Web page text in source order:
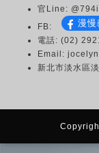
官Line:
FB: 漫慢
電話: (02)
Email:
新北市淡水區